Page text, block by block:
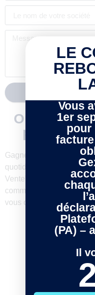
Optimisez
point de
Gagnez en efficacité et
quotidiennes grâce à
Vente”. Pensée pour
commerçants et des
vous offre une gestion
LE
Vous
1er
pour
(PA) –
Il